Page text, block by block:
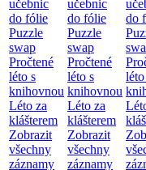
učebnic
do fólie
Puzzle
swap
Pročtené
léto s
knihovnou
Léto za
klášterem
Zobrazit
všechny
záznamy
učebnic
do fólie
Puzzle
swap
Pročtené
léto s
knihovnou
Léto za
klášterem
Zobrazit
všechny
záznamy
do
léto